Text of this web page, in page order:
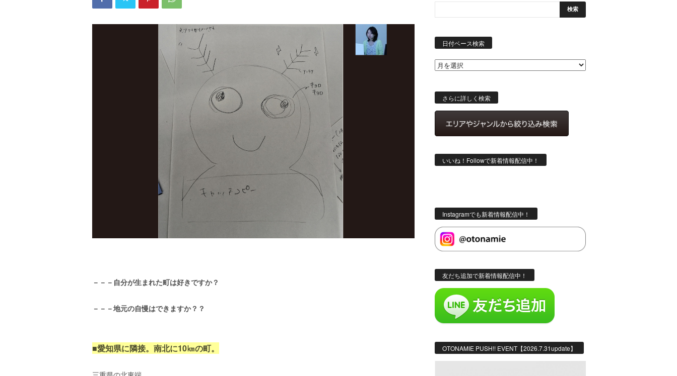
－－－自分が生まれた町は好きですか？
－－－地元の自慢はできますか？？
■愛知県に隣接。南北に10㎞の町。
日付ベース検索
ス
索
さらに詳しく検索
いいね！Followで新着情報配信中！
Instagramでも新着情報配信中！
友だち追加で新着情報配信中！
OTONAMIE PUSH!! EVENT【2026.7.31update】